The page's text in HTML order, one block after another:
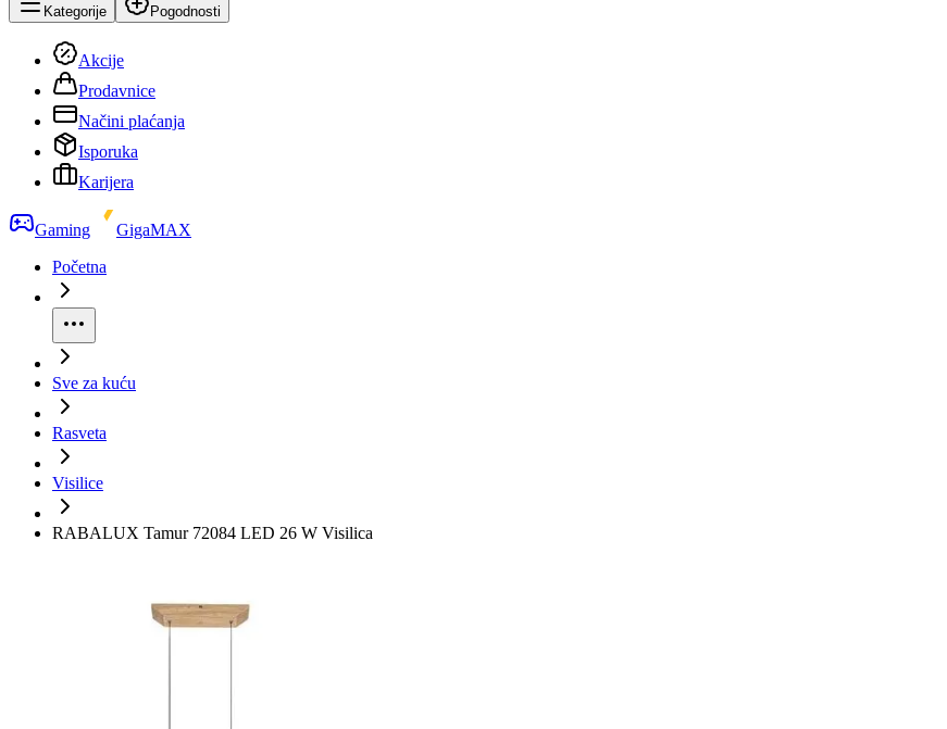
Kategorije Pogodnosti
Akcije
Prodavnice
Načini plaćanja
Isporuka
Karijera
Gaming
GigaMAX
Početna
Sve za kuću
Rasveta
Visilice
RABALUX Tamur 72084 LED 26 W Visilica